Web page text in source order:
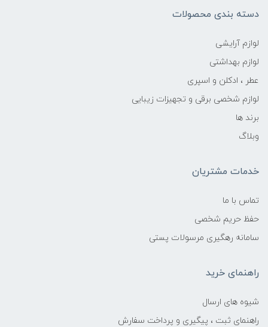
دسته بندی محصولات
لوازم آرایشی
لوازم بهداشتی
عطر ، ادکلن و اسپری
لوازم شخصی برقی و تجهیزات زیبایی
برند ها
وبلاگ
خدمات مشتریان
تماس با ما
حفظ حریم شخصی
سامانه رهگیری مرسولات پستی
راهنمای خرید
شیوه های ارسال
راهنمای ثبت ، پیگیری و پرداخت سفارش